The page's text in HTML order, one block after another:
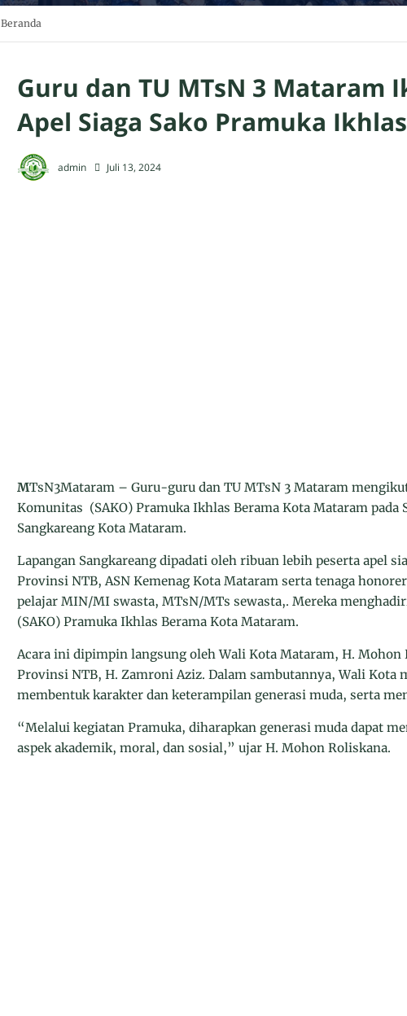
Beranda
Guru dan TU MTsN 3 Mataram
Apel Siaga Sako Pramuka
admin Juli 13, 2024
MTsN3Mataram – Guru-guru dan TU MTsN 3 Mataram
Komunitas (SAKO) Pramuka Ikhlas Berama Kota Mataram
Sangkareang Kota Mataram.
Lapangan Sangkareang dipadati oleh ribuan lebih peserta apel
Provinsi NTB, ASN Kemenag Kota Mataram serta tenaga
pelajar MIN/MI swasta, MTsN/MTs sewasta,. Mereka
(SAKO) Pramuka Ikhlas Berama Kota Mataram.
Acara ini dipimpin langsung oleh Wali Kota Mataram, H. Mohon
Provinsi NTB, H. Zamroni Aziz. Dalam sambutannya, Wali Kota
membentuk karakter dan keterampilan generasi muda, serta
“Melalui kegiatan Pramuka, diharapkan generasi muda dapat
aspek akademik, moral, dan sosial,” ujar H. Mohon Roliskana.